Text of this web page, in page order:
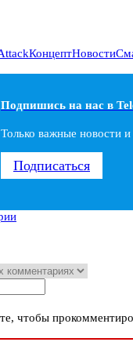
КонцептНовости
Подпишись на наc в
Только важные новости
Подписаться
чтобы